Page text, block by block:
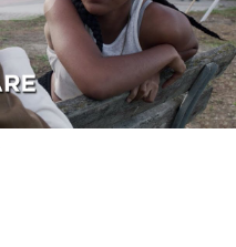
Play
Video